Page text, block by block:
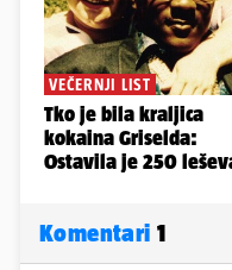
Komentari 1